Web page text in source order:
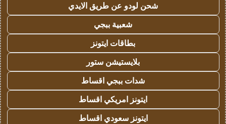
شحن لودو عن طريق الايدي
شعبية ببجي
بطاقات ايتونز
بلايستيشن ستور
شدات ببجي اقساط
ايتونز امريكي اقساط
ايتونز سعودي اقساط